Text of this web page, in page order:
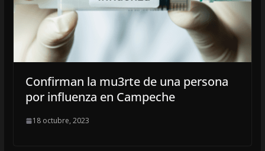
Confirman la mu3rte de una persona
por influenza en Campeche
18 octubre, 2023